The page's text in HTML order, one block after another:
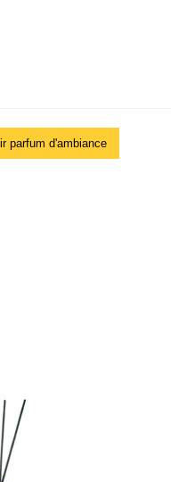
parfum d'ambiance